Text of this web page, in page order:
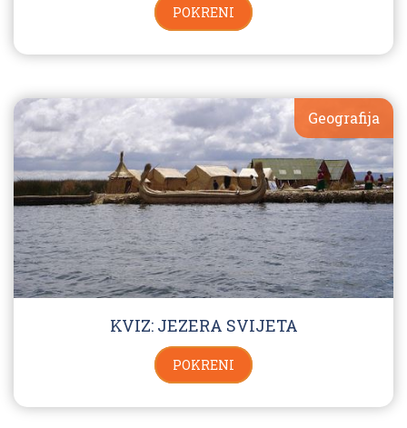
POKRENI
Geografija
KVIZ: JEZERA SVIJETA
POKRENI